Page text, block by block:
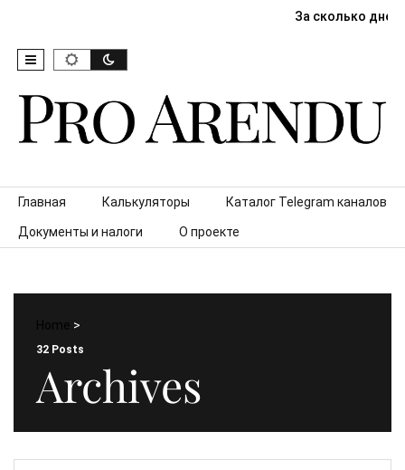
За сколько дней
Skip to content
Главная Калькуляторы Каталог Telegram каналов
Документы и налоги О проекте
Home >
32 Posts
Archives